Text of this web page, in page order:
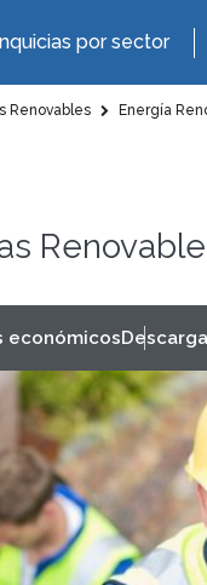
por sector
Renovables Energía
económicos